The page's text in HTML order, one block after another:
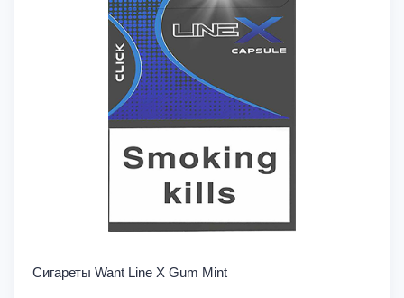
Сигареты Want Line X Gum Mint